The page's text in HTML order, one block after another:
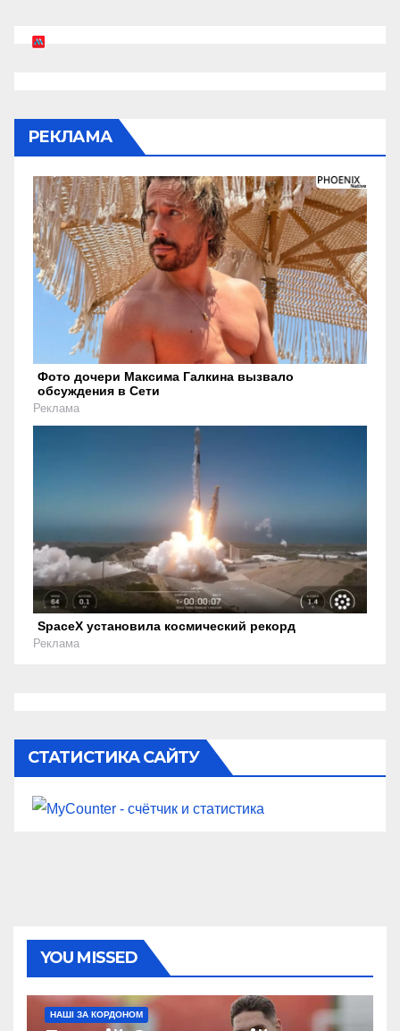
РЕКЛАМА
Фото дочери Максима Галкина вызвало
обсуждения в Сети
Реклама
SpaceX установила космический рекорд
Реклама
СТАТИСТИКА САЙТУ
YOU MISSED
НАШІ ЗА КОРДОНОМ